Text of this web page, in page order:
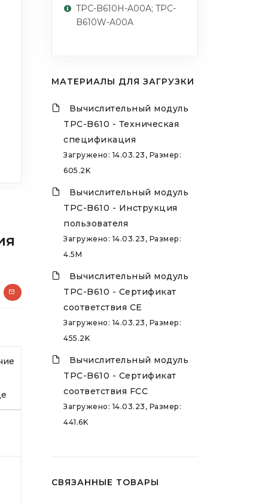
TPC-B610H-A00A; TPC-
B610W-A00A
МАТЕРИАЛЫ ДЛЯ ЗАГРУЗКИ
Вычислительный модуль
TPC-B610 - Техническая
спецификация
Загружено: 14.03.23, Размер:
605.2K
Вычислительный модуль
TPC-B610 - Инструкция
пользователя
Загружено: 14.03.23, Размер:
4.5M
Вычислительный модуль
TPC-B610 - Сертификат
соответствия CE
Загружено: 14.03.23, Размер:
455.2K
Вычислительный модуль
TPC-B610 - Сертификат
соответствия FCC
Загружено: 14.03.23, Размер:
441.6K
СВЯЗАННЫЕ ТОВАРЫ